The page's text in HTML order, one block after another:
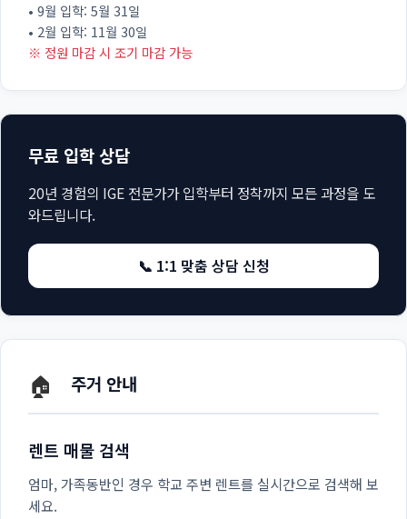
• 9월 입학: 5월 31일
• 2월 입학: 11월 30일
※ 정원 마감 시 조기 마감 가능
무료 입학 상담
20년 경험의 IGE 전문가가 입학부터 정착까지 모든 과정을 도
와드립니다.
📞 1:1 맞춤 상담 신청
🏠 주거 안내
렌트 매물 검색
엄마, 가족동반인 경우 학교 주변 렌트를 실시간으로 검색해 보
세요.